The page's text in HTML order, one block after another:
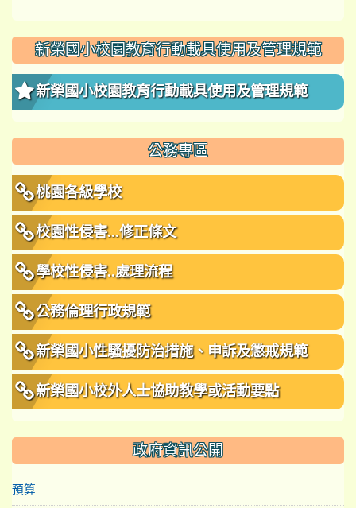
新榮國小校園教育行動載具使用及管理規範
新榮國小校園教育行動載具使用及管理規範
公務專區
桃園各級學校
校園性侵害...修正條文
學校性侵害..處理流程
公務倫理行政規範
新榮國小性騷擾防治措施、申訴及懲戒規範
新榮國小校外人士協助教學或活動要點
政府資訊公開
預算